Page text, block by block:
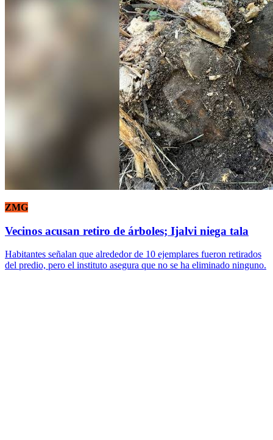
ZMG
Vecinos acusan retiro de árboles; Ijalvi niega tala
Habitantes señalan que alrededor de 10 ejemplares fueron retirados
del predio, pero el instituto asegura que no se ha eliminado ninguno.